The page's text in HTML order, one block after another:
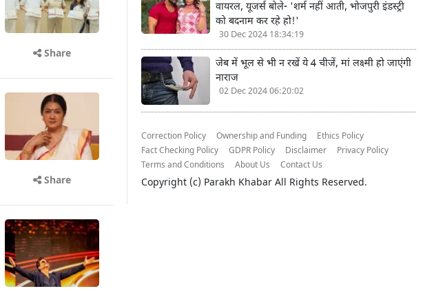
Share
Share
वायरल, यूजर्स बोले- 'शर्म नहीं आती, भोजपुरी इंडस्ट्री
को बदनाम कर रहे हो!'
30 Dec 2024 18:34:19
जेब में भूल से भी न रखें ये 4 चीजें, मां लक्ष्मी हो जाएंगी
नाराज
02 Dec 2024 06:20:02
Correction Policy Ownership and Funding
Ethics Policy
Fact Checking Policy
GDPR Policy Disclaimer
Privacy Policy
Terms and Conditions
About Us Contact Us
Copyright (c) Parakh Khabar All Rights Reserved.